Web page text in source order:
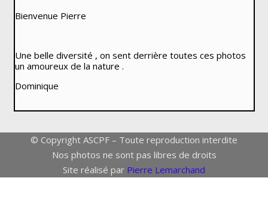
Bienvenue Pierre
Une belle diversité , on sent derrière toutes ces photos
un amoureux de la nature .
Dominique
© Copyright ASCPF – Toute reproduction interdite
Nos photos ne sont pas libres de droits
Site réalisé par Pierre Lemarchand